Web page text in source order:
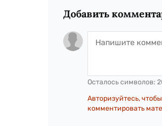
Добавить
Осталось символов:
Авторизуйтесь,
комментировать